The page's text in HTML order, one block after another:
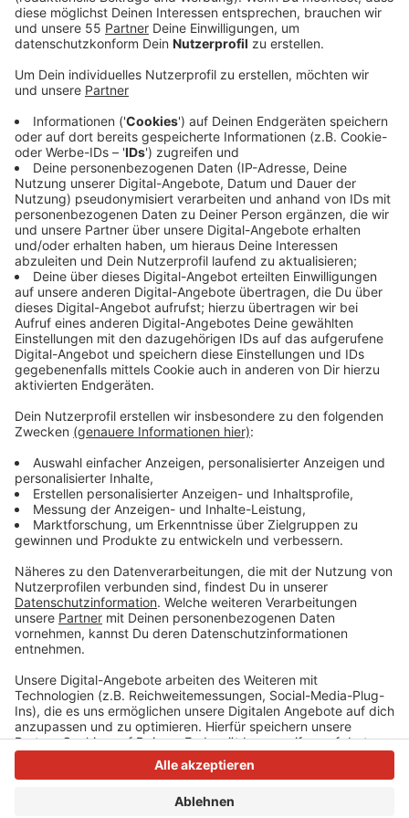
Anzeige
um 6 Uhr für alle Feuerwerkskörper der Kategorie F2.
Wunderkerzen oder Bodenfeuerwirbel sind also
beispielsweise erlaubt. Die Stadt will damit die Anzahl
von Verletzungen durch falschen Gebrauch von
Feuerwerk reduzieren. Kontrollstellen werde es nicht
geben. An den Grenzen des Verbotsgebiets, etwa der
Ratinger Straße oder der Heinrich-Heine-Allee, werden
aber Schilder angebracht und Polizei und Ordnungsamt
werden in der Altstadt Streife gehen, so die Stadt.
Anzeige
Düsseldorf
Der Geltungsbereich des Feuerwerk-Verbots in der
Düsseldorfer Altstadt
Anzeige
Anzeige